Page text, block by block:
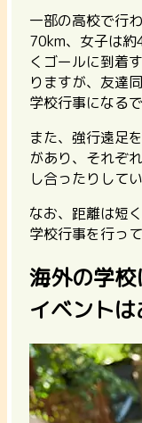
一部の高校で行
70km、女子は
くゴールに到着
りますが、友達
学校行事になるで
また、強行遠足
があり、それぞ
し合ったりして
なお、距離は短
学校行事を行っ
海外の学
イベントは